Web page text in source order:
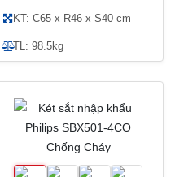
KT: C65 x R46 x S40 cm
TL: 98.5kg